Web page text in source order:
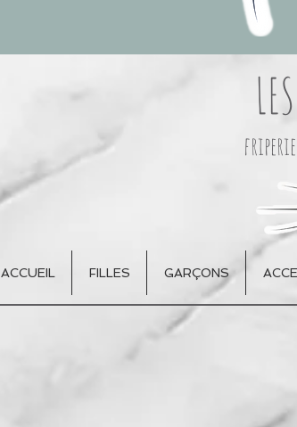
friperie
ACCUEIL FILLES GARÇONS